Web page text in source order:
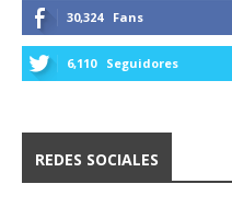
30,324 Fans
6,110 Seguidores
REDES SOCIALES